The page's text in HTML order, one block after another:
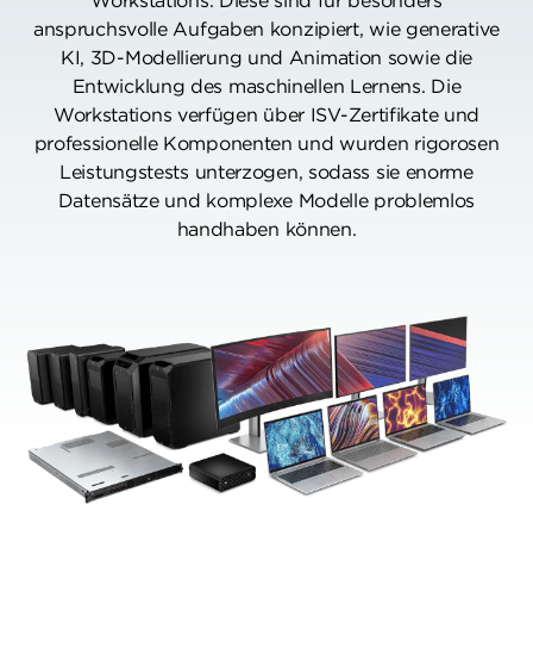
anspruchsvolle Aufgaben konzipiert, wie generative
KI, 3D-Modellierung und Animation sowie die
Entwicklung des maschinellen Lernens. Die
Workstations verfügen über ISV-Zertifikate und
professionelle Komponenten und wurden rigorosen
Leistungstests unterzogen, sodass sie enorme
Datensätze und komplexe Modelle problemlos
handhaben können.